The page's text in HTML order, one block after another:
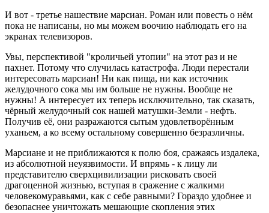
И вот - третье нашествие марсиан. Роман или повесть о нём
пока не написаны, но мы можем воочию наблюдать его на
экранах телевизоров.
Увы, перспективой "кроличьей утопии" на этот раз и не
пахнет. Потому что случилась катастрофа. Люди перестали
интересовать марсиан! Ни как пища, ни как источник
желудочного сока мы им больше не нужны. Вообще не
нужны! А интересует их теперь исключительно, так сказать,
чёрный желудочный сок нашей матушки-Земли - нефть.
Получив её, они разражаются сытым удовлетворённым
уханьем, а ко всему остальному совершенно безразличны.
Марсиане и не приближаются к полю боя, сражаясь издалека,
из абсолютной неуязвимости. И впрямь - к лицу ли
представителю сверхцивилизации рисковать своей
драгоценной жизнью, вступая в сражение с жалкими
человекомуравьями, как с себе равными? Гораздо удобнее и
безопаснее уничтожать мешающие скопления этих